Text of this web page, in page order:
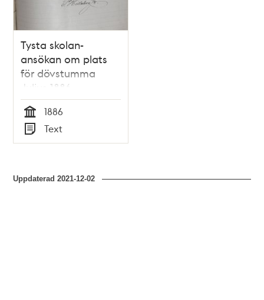
Tysta skolan-
ansökan om plats
för dövstumma
Julius 1886
Tid
1886
Typ
Text
Uppdaterad2021-12-02